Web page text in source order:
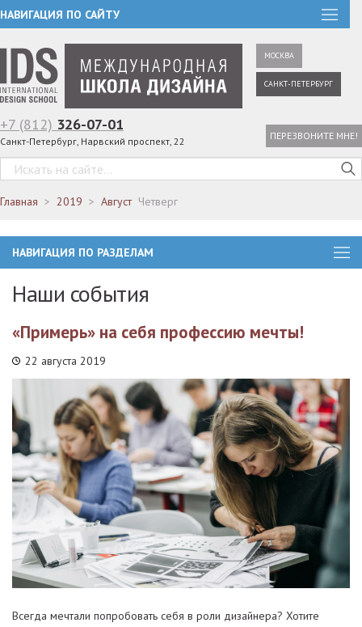
НАВИГАЦИЯ ПО САЙТУ
МОСКВА
САНКТ-ПЕТЕРБУРГ
+7 (812) 326-07-01
Санкт-Петербург, Нарвский проспект, 22 ПЕРЕЗВОНИТЕ МНЕ!
Главная 2019 Август Четверг
НАВИГАЦИЯ ПО РАЗДЕЛАМ
Наши события
«Примерь» на себя профессию мечты!
22 августа 2019
Всегда мечтали попробовать себя в роли дизайнера? Хотите